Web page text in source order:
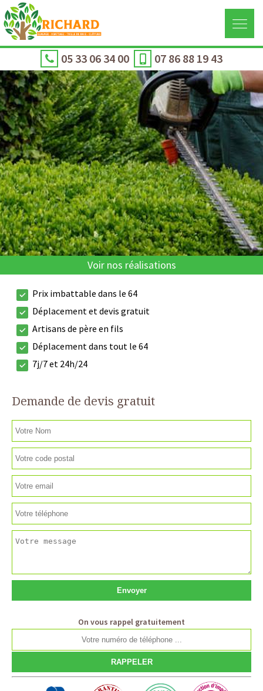
05 33 06 34 00 07 86 88 19 43
Voir nos réalisations
Prix imbattable dans le 64
Déplacement et devis gratuit
Artisans de père en fils
Déplacement dans tout le 64
7j/7 et 24h/24
Demande de devis gratuit
On vous rappel gratuitement